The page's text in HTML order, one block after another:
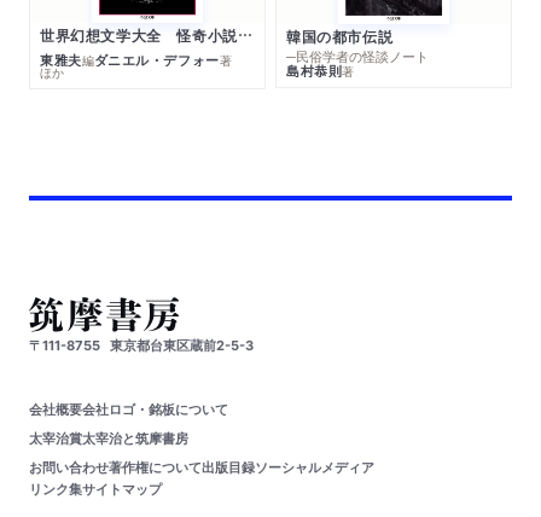
世界幻想文学大全 怪奇小説精華
東雅夫編ダニエル・デフォー著
ほか
韓国の都市伝説
─民俗学者の怪談ノート
島村恭則著
〒111-8755 東京都台東区蔵前2-5-3
会社概要会社ロゴ・銘板について
太宰治賞太宰治と筑摩書房
お問い合わせ著作権について出版目録ソーシャルメディア
リンク集サイトマップ